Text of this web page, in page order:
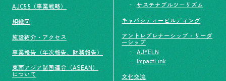
AJC5.5（事業戦略）
組織図
施設紹介・アクセス
事業報告（年次報告、財務報告）
東南アジア諸国連合（ASEAN）
について
サステナブルツーリズム
キャパシティービルディング
アントレプレナーシップ・リーダ
ーシップ
AJYELN
ImpactLink
文化交流